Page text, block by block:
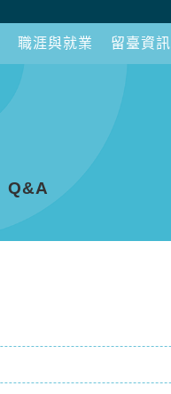
職涯與就業 留臺資訊
Q&A